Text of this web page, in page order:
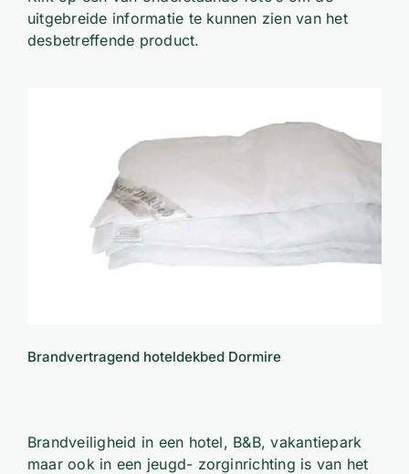
uitgebreide informatie te kunnen zien van het
desbetreffende product.
Brandvertragend hoteldekbed Dormire
Brandvertragend hoteldekbed Dormire
Brandveiligheid in een hotel, B&B, vakantiepark
maar ook in een jeugd- zorginrichting is van het